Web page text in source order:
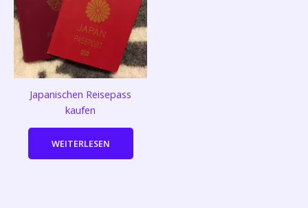
Japanischen Reisepass
kaufen
WEITERLESEN